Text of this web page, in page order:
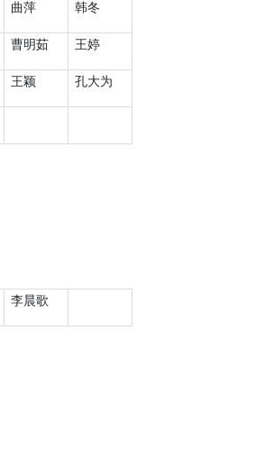
曲萍 韩冬
曹明茹 王婷
王颖 孔大为
李晨歌